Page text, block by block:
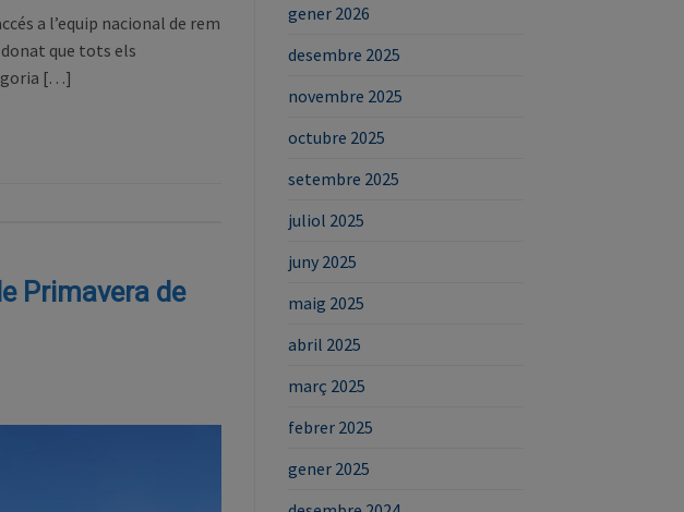
a l’equip nacional de rem
que tots els
[…]
Primavera de
gener 2026
desembre 2025
novembre 2025
octubre 2025
setembre 2025
juliol 2025
juny 2025
maig 2025
abril 2025
març 2025
febrer 2025
gener 2025